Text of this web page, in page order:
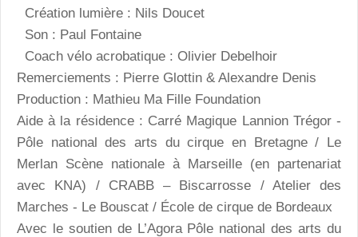
Création lumière : Nils Doucet
Son : Paul Fontaine
Coach vélo acrobatique : Olivier Debelhoir
Remerciements : Pierre Glottin & Alexandre Denis
Production : Mathieu Ma Fille Foundation
Aide à la résidence : Carré Magique Lannion Trégor -
Pôle national des arts du cirque en Bretagne / Le
Merlan Scène nationale à Marseille (en partenariat
avec KNA) / CRABB – Biscarrosse / Atelier des
Marches - Le Bouscat / École de cirque de Bordeaux
Avec le soutien de L’Agora Pôle national des arts du